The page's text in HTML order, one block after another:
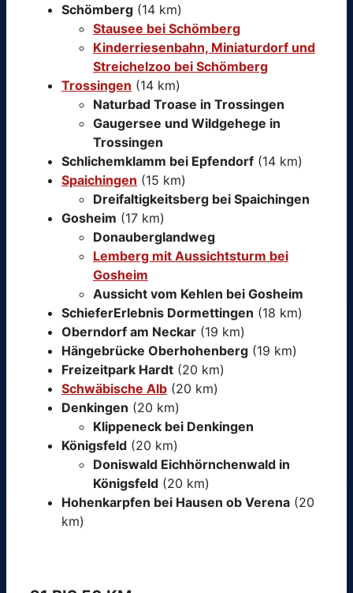
Schömberg (14 km)
Stausee bei Schömberg
Kinderriesenbahn, Miniaturdorf und
Streichelzoo bei Schömberg
Trossingen (14 km)
Naturbad Troase in Trossingen
Gaugersee und Wildgehege in
Trossingen
Schlichemklamm bei Epfendorf (14 km)
Spaichingen (15 km)
Dreifaltigkeitsberg bei Spaichingen
Gosheim (17 km)
Donauberglandweg
Lemberg mit Aussichtsturm bei
Gosheim
Aussicht vom Kehlen bei Gosheim
SchieferErlebnis Dormettingen (18 km)
Oberndorf am Neckar (19 km)
Hängebrücke Oberhohenberg (19 km)
Freizeitpark Hardt (20 km)
Schwäbische Alb (20 km)
Denkingen (20 km)
Klippeneck bei Denkingen
Königsfeld (20 km)
Doniswald Eichhörnchenwald in
Königsfeld (20 km)
Hohenkarpfen bei Hausen ob Verena (20
km)